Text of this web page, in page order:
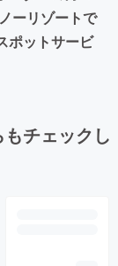
ーリゾートで
ポットサービ
チェックし